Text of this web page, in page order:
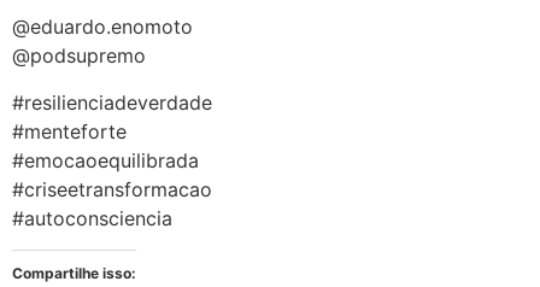
@eduardo.enomoto
@podsupremo
#resilienciadeverdade
#menteforte
#emocaoequilibrada
#criseetransformacao
#autoconsciencia
Compartilhe isso: